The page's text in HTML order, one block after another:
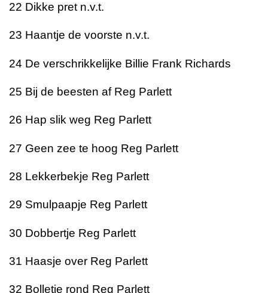
22 Dikke pret n.v.t.
23 Haantje de voorste n.v.t.
24 De verschrikkelijke Billie Frank Richards
25 Bij de beesten af Reg Parlett
26 Hap slik weg Reg Parlett
27 Geen zee te hoog Reg Parlett
28 Lekkerbekje Reg Parlett
29 Smulpaapje Reg Parlett
30 Dobbertje Reg Parlett
31 Haasje over Reg Parlett
32 Bolletje rond Reg Parlett